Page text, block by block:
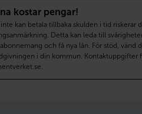
kostar pengar!
kan betala tillbaka skulden i tid riskerar
Detta kan leda till
och få nya lån. För stöd, vänd
i din kommun. Kontaktuppgifter